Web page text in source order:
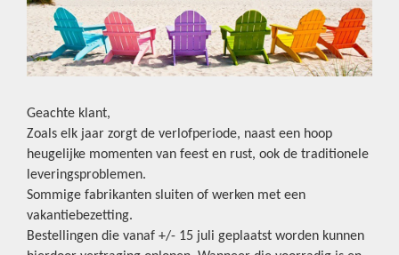
Geachte klant,
Zoals elk jaar zorgt de verlofperiode, naast een hoop
heugelijke momenten van feest en rust, ook de traditionele
leveringsproblemen.
Sommige fabrikanten sluiten of werken met een
vakantiebezetting.
Bestellingen die vanaf +/- 15 juli geplaatst worden kunnen